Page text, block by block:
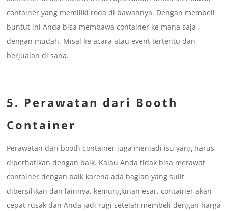
container yang memiliki roda di bawahnya. Dengan membeli
buntut ini Anda bisa membawa container ke mana saja
dengan mudah. Misal ke acara atau event tertentu dan
berjualan di sana.
5. Perawatan dari Booth
Container
Perawatan dari booth container juga menjadi isu yang harus
diperhatikan dengan baik. Kalau Anda tidak bisa merawat
container dengan baik karena ada bagian yang sulit
dibersihkan dan lainnya, kemungkinan esar, container akan
cepat rusak dan Anda jadi rugi setelah membeli dengan harga